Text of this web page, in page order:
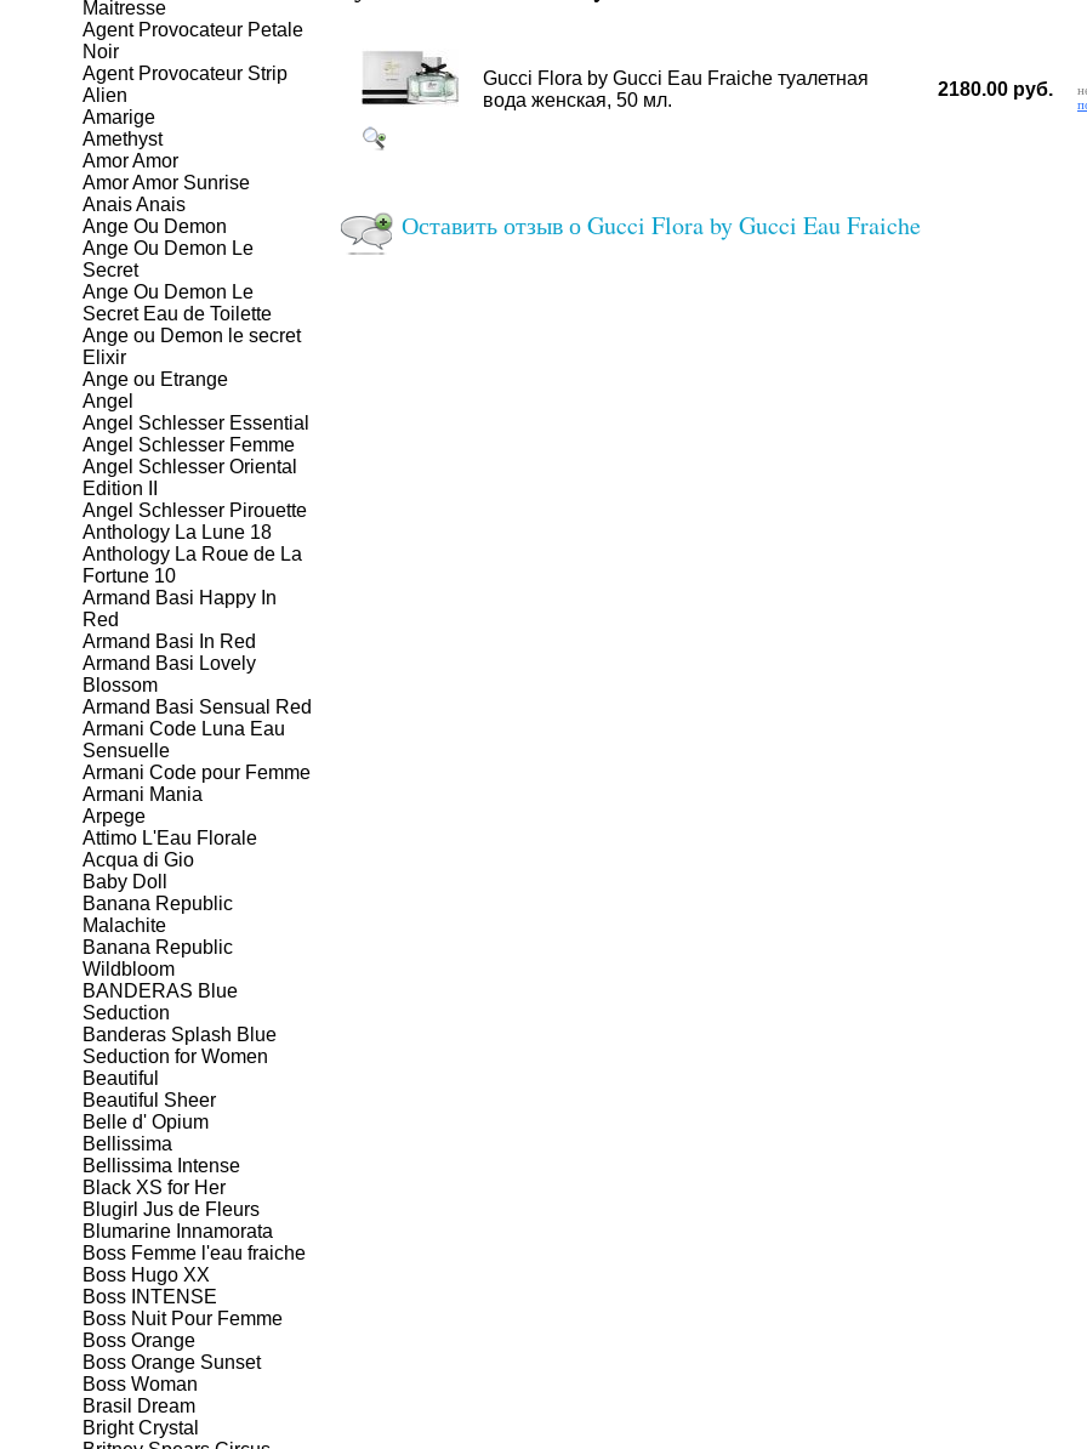
Maitresse
Agent Provocateur Petale
Noir
Agent Provocateur Strip
Alien
Amarige
Amethyst
Amor Amor
Amor Amor Sunrise
Anais Anais
Ange Ou Demon
Ange Ou Demon Le
Secret
Ange Ou Demon Le
Secret Eau de Toilette
Ange ou Demon le secret
Elixir
Ange ou Etrange
Angel
Angel Schlesser Essential
Angel Schlesser Femme
Angel Schlesser Oriental
Edition II
Angel Schlesser Pirouette
Anthology La Lune 18
Anthology La Roue de La
Fortune 10
Armand Basi Happy In
Red
Armand Basi In Red
Armand Basi Lovely
Blossom
Armand Basi Sensual Red
Armani Code Luna Eau
Sensuelle
Armani Code pour Femme
Armani Mania
Arpege
Attimo L'Eau Florale
Aсqua di Gio
Baby Doll
Banana Republic
Malachite
Banana Republic
Wildbloom
BANDERAS Blue
Seduction
Banderas Splash Blue
Seduction for Women
Beautiful
Beautiful Sheer
Belle d' Opium
Bellissima
Bellissima Intense
Black XS for Her
Blugirl Jus de Fleurs
Blumarine Innamorata
Boss Femme l'eau fraiche
Boss Hugo XX
Boss INTENSE
Boss Nuit Pour Femme
Boss Orange
Boss Orange Sunset
Boss Woman
Brasil Dream
Bright Crystal
Gucci Flora by Gucci Eau Fraiche туалетная
вода женская, 50 мл.
2180.00 руб.
Оставить отзыв о Gucci Flora by Gucci Eau Fraiche